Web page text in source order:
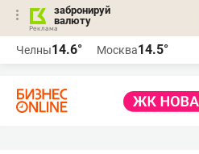
забронируй
валюту
Челны14.6° Москва14.5°